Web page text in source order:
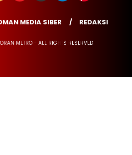
MEDIA SIBER REDAKSI
METRO - ALL RIGHTS RESERVED